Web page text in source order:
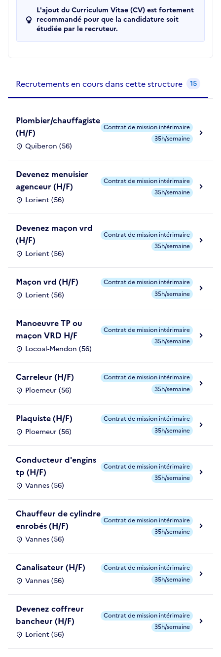
L'ajout du Curriculum Vitae (CV) est fortement
recommandé pour que la candidature soit
étudiée par le recruteur.
Recrutements en cours dans cette structure 15
Plombier/chauffagiste
(H/F)
Quiberon (56)
Contrat de mission intérimaire
35h/semaine
Devenez menuisier
agenceur (H/F)
Lorient (56)
Contrat de mission intérimaire
35h/semaine
Devenez maçon vrd
(H/F)
Lorient (56)
Contrat de mission intérimaire
35h/semaine
Maçon vrd (H/F)
Lorient (56)
Contrat de mission intérimaire
35h/semaine
Manoeuvre TP ou
maçon VRD H/F
Locoal-Mendon (56)
Contrat de mission intérimaire
35h/semaine
Carreleur (H/F)
Ploemeur (56)
Contrat de mission intérimaire
35h/semaine
Plaquiste (H/F)
Ploemeur (56)
Contrat de mission intérimaire
35h/semaine
Conducteur d'engins
tp (H/F)
Vannes (56)
Contrat de mission intérimaire
35h/semaine
Chauffeur de cylindre
enrobés (H/F)
Vannes (56)
Contrat de mission intérimaire
35h/semaine
Canalisateur (H/F)
Vannes (56)
Contrat de mission intérimaire
35h/semaine
Devenez coffreur
bancheur (H/F)
Lorient (56)
Contrat de mission intérimaire
35h/semaine